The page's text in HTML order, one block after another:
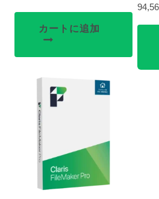
カートに追加